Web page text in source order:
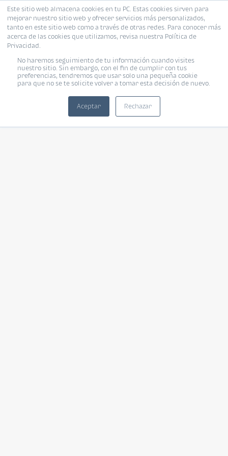
Este sitio web almacena cookies en tu PC. Estas cookies sirven para
mejorar nuestro sitio web y ofrecer servicios más personalizados,
tanto en este sitio web como a través de otras redes. Para conocer más
acerca de las cookies que utilizamos, revisa nuestra Política de
Privacidad.
No haremos seguimiento de tu información cuando visites
nuestro sitio. Sin embargo, con el fin de cumplir con tus
preferencias, tendremos que usar solo una pequeña cookie
para que no se te solicite volver a tomar esta decisión de nuevo.
Aceptar Rechazar